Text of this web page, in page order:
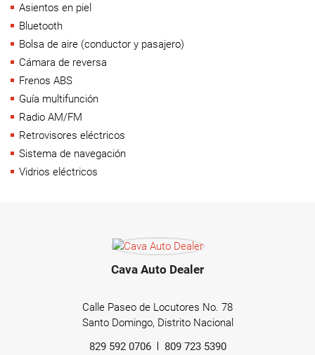
Asientos en piel
Bluetooth
Bolsa de aire (conductor y pasajero)
Cámara de reversa
Frenos ABS
Guía multifunción
Radio AM/FM
Retrovisores eléctricos
Sistema de navegación
Vidrios eléctricos
Cava Auto Dealer
Calle Paseo de Locutores No. 78
Santo Domingo, Distrito Nacional
829 592 0706
809 723 5390